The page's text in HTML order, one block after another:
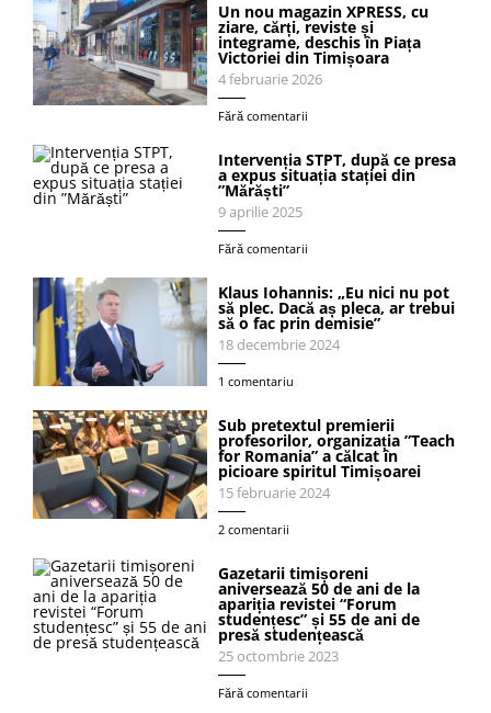
Un nou magazin XPRESS, cu
ziare, cărți, reviste și
integrame, deschis în Piața
Victoriei din Timișoara
4 februarie 2026
Fără comentarii
Intervenția STPT, după ce presa
a expus situația stației din
”Mărăști”
9 aprilie 2025
Fără comentarii
Klaus Iohannis: „Eu nici nu pot
să plec. Dacă aș pleca, ar trebui
să o fac prin demisie”
18 decembrie 2024
1 comentariu
Sub pretextul premierii
profesorilor, organizația ”Teach
for Romania” a călcat în
picioare spiritul Timișoarei
15 februarie 2024
2 comentarii
Gazetarii timișoreni
aniversează 50 de ani de la
apariția revistei “Forum
studențesc” și 55 de ani de
presă studențească
25 octombrie 2023
Fără comentarii